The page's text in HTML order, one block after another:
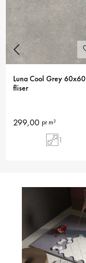
Luna Cool Grey 60x60
fliser
299,00 pr m²
1
Previous